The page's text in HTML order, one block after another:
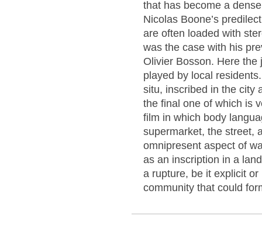
that has become a
Nicolas Boone’s
are often loaded with
was the case with his
Olivier Bosson. Here
played by local
situ, inscribed in the city
the final one of which is
film in which body
supermarket, the street,
omnipresent aspect of
as an inscription in a
a rupture, be it explicit
community that could